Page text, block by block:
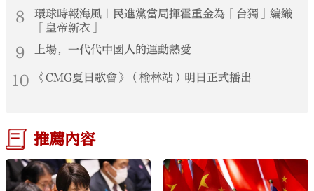
8
環球時報海風｜民進黨當局揮霍重金為「台獨」編織
「皇帝新衣」
9 上場，一代代中國人的運動熱愛
10 《CMG夏日歌會》（榆林站）明日正式播出
推薦內容